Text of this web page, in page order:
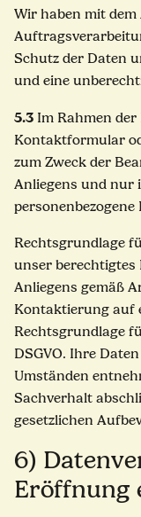
Wir haben mit dem
Schutz der Daten
und eine
5.3 Im Rahmen
Kontaktformular
zum Zweck der
Anliegens und nur
Rechtsgrundlage
unser
Anliegens gemäß
Kontaktierung auf
Rechtsgrundlage
DSGVO. Ihre
Umständen
Sachverhalt
gesetzlichen
6)
Eröffnung